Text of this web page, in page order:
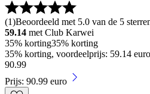
(1)Beoordeeld met 5.0 van de 5
59.14 met Club Karwei
35% korting35% korting
35% korting, voordeelprijs: 59.14
90.99
Prijs: 90.99 euro